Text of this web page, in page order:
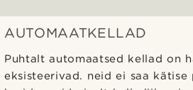
AUTOMAATKELLAD
Puhtalt automaatsed kellad on
eksisteerivad. neid ei saa kätise